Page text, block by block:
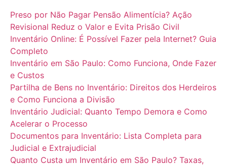
Preso por Não Pagar Pensão Alimentícia? Ação
Revisional Reduz o Valor e Evita Prisão Civil
Inventário Online: É Possível Fazer pela Internet? Guia
Completo
Inventário em São Paulo: Como Funciona, Onde Fazer
e Custos
Partilha de Bens no Inventário: Direitos dos Herdeiros
e Como Funciona a Divisão
Inventário Judicial: Quanto Tempo Demora e Como
Acelerar o Processo
Documentos para Inventário: Lista Completa para
Judicial e Extrajudicial
Quanto Custa um Inventário em São Paulo? Taxas,